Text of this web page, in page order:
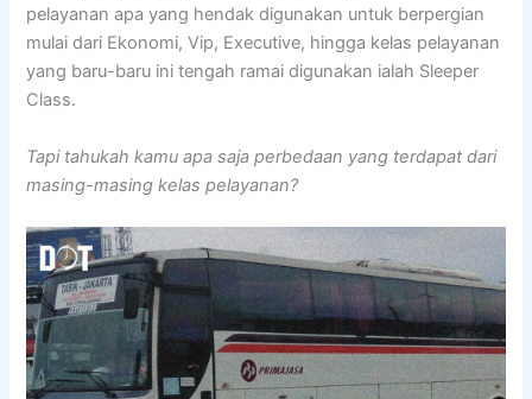
pelayanan apa yang hendak digunakan untuk berpergian
mulai dari Ekonomi, Vip, Executive, hingga kelas pelayanan
yang baru-baru ini tengah ramai digunakan ialah Sleeper
Class.
Tapi tahukah kamu apa saja perbedaan yang terdapat dari
masing-masing kelas pelayanan?